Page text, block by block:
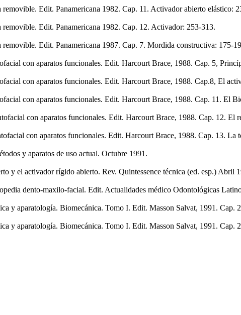
Edit. Panamericana 1982. Cap. 11. Activador abierto elástico:
Edit. Panamericana 1982. Cap. 12. Activador: 253-313.
Edit. Panamericana 1987. Cap. 7. Mordida constructiva: 175-
con aparatos funcionales. Edit. Harcourt Brace, 1988. Cap. 5,
con aparatos funcionales. Edit. Harcourt Brace, 1988. Cap.8, El
con aparatos funcionales. Edit. Harcourt Brace, 1988. Cap. 11. El
con aparatos funcionales. Edit. Harcourt Brace, 1988. Cap. 12. El
con aparatos funcionales. Edit. Harcourt Brace, 1988. Cap. 13. La
y aparatos de uso actual. Octubre 1991.
y el activador rígido abierto. Rev. Quintessence técnica (ed. esp.) Abril
dento-maxilo-facial. Edit. Actualidades médico Odontológicas
y aparatología. Biomecánica. Tomo I. Edit. Masson Salvat, 1991. Cap.
y aparatología. Biomecánica. Tomo I. Edit. Masson Salvat, 1991.